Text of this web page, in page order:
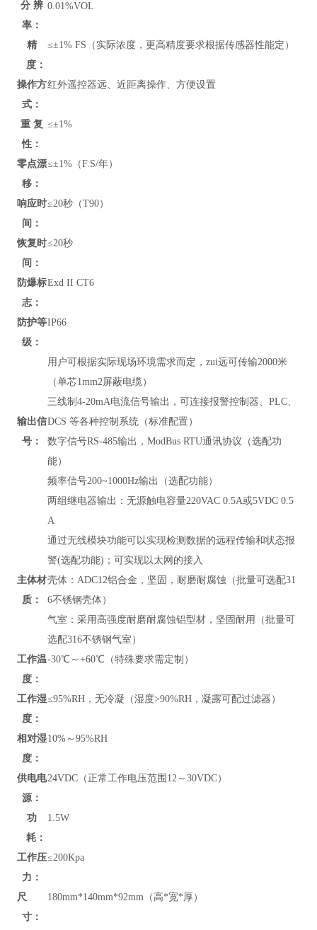
分 辨
率：
0.01 %VOL
精
度：
≤±1% FS（实际浓度，更高精度要求根据传感器性能定）
操作方
式：
红外遥控器远、近距离操作、方便设置
重 复
性：
≤±1%
零点漂
移：
≤±1%（F.S/年）
响应时
间：
≤20秒（T90）
恢复时
间：
≤20秒
防爆标
志：
Exd II CT6
防护等
级：
IP66
输出信
号：
用户可根据实际现场环境需求而定，zui远可传输2000米
（单芯1mm2屏蔽电缆）
三线制4-20mA电流信号输出，可连接报警控制器、PLC、
DCS 等各种控制系统（标准配置）
数字信号RS-485输出， ModBus RTU通讯协议 （选配功
能）
频率信号200~1000Hz输出（选配功能）
两组继电器输出：无源触电容量220VAC 0.5A或5VDC 0.5
A
通过无线模块功能可以实现检测数据的远程传输和状态报
警(选配功能)；可实现以太网的接入
主体材
质：
壳体：ADC12铝合金，坚固，耐磨耐腐蚀（批量可选配31
6不锈钢壳体）
气室：采用高强度耐磨耐腐蚀铝型材，坚固耐用（批量可
选配316不锈钢气室）
工作温
度：
-30℃～+60℃（特殊要求需定制）
工作湿
度：
≤95%RH，无冷凝（湿度>90%RH，凝露可配过滤器）
相对湿
度：
10%～95%RH
供电电
源：
24VDC（正常工作电压范围12～30VDC）
功
耗：
1.5W
工作压
力：
≤200Kpa
尺
寸：
180mm*140mm*92mm（高*宽*厚）